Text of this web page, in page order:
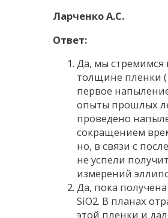
Ларченко А.С.
Ответ:
Да, мы
толщине пленки
первое
опыты прошлых
проведено
сокращением
но, в связи с
не успели
измерений
Да, пока
SiO2. В планах
этой пленки и